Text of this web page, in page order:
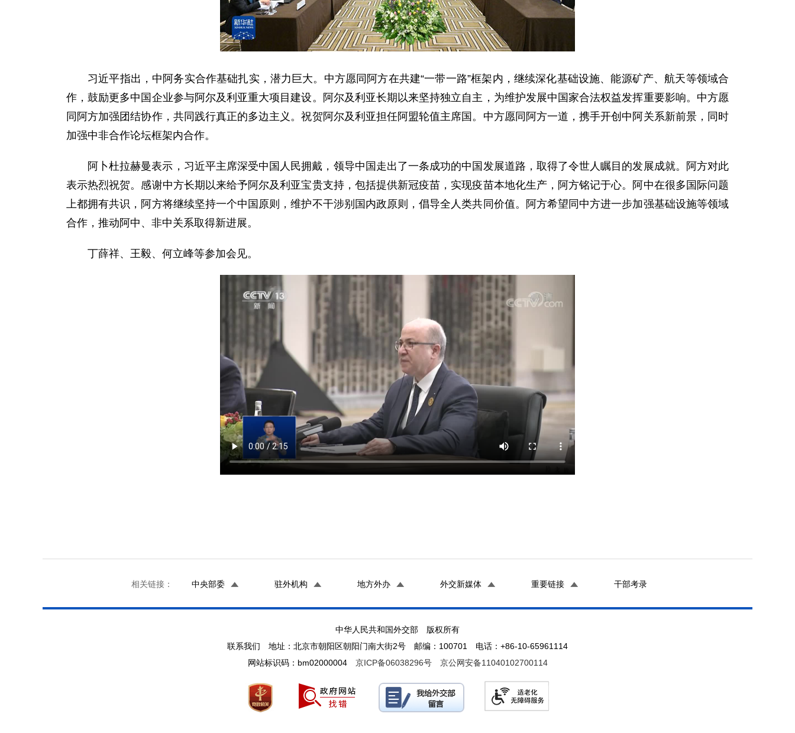
习近平指出，中阿务实合作基础扎实，潜力巨大。中方愿同阿方在共建“一带一路”框架内，继续深化基础设施、能源矿产、航天等领域合
作，鼓励更多中国企业参与阿尔及利亚重大项目建设。阿尔及利亚长期以来坚持独立自主，为维护发展中国家合法权益发挥重要影响。中方愿
同阿方加强团结协作，共同践行真正的多边主义。祝贺阿尔及利亚担任阿盟轮值主席国。中方愿同阿方一道，携手开创中阿关系新前景，同时
加强中非合作论坛框架内合作。
阿卜杜拉赫曼表示，习近平主席深受中国人民拥戴，领导中国走出了一条成功的中国发展道路，取得了令世人瞩目的发展成就。阿方对此
表示热烈祝贺。感谢中方长期以来给予阿尔及利亚宝贵支持，包括提供新冠疫苗，实现疫苗本地化生产，阿方铭记于心。阿中在很多国际问题
上都拥有共识，阿方将继续坚持一个中国原则，维护不干涉别国内政原则，倡导全人类共同价值。阿方希望同中方进一步加强基础设施等领域
合作，推动阿中、非中关系取得新进展。
丁薛祥、王毅、何立峰等参加会见。
相关链接： 中央部委 驻外机构 地方外办 外交新媒体 重要链接 干部考录
中华人民共和国外交部 版权所有
联系我们 地址：北京市朝阳区朝阳门南大街2号 邮编：100701 电话：+86-10-65961114
网站标识码：bm02000004 京ICP备06038296号 京公网安备11040102700114